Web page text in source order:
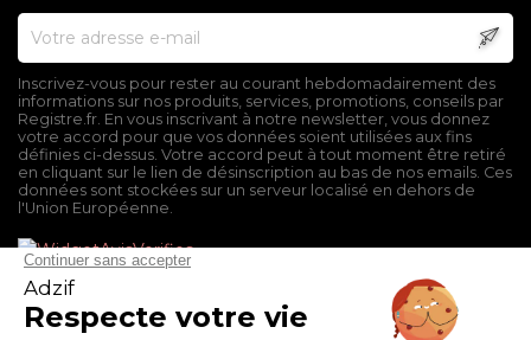
Inscrivez-vous pour rester au courant hebdomadairement des
informations sur nos produits, services, promotions, conseils par
Registre.fr. En vous inscrivant à notre newsletter, vous donnez
votre accord pour que vos données soient utilisées aux fins
définies ci-dessus. Votre accord peut à tout moment être retiré
en cliquant sur le lien de désinscription au bas de nos emails. Ces
données sont stockées sur un serveur localisé en dehors de
l'Union Européenne.